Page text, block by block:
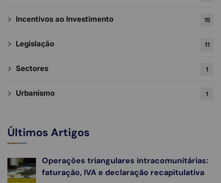
Incentivos ao Investimento 15
Legislação 11
Sectores 1
Urbanismo 1
Últimos Artigos
Operações triangulares intracomunitárias:
faturação, IVA e declaração recapitulativa